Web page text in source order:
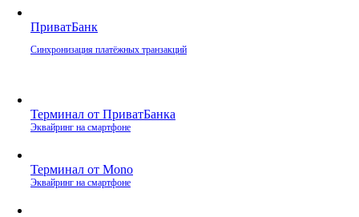
ПриватБанк
Синхронизация платёжных транзакций
Терминал от ПриватБанка
Эквайринг на смартфоне
Терминал от Mono
Эквайринг на смартфоне